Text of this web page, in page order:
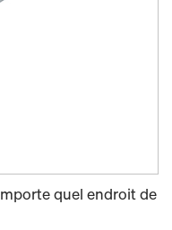
quel endroit de